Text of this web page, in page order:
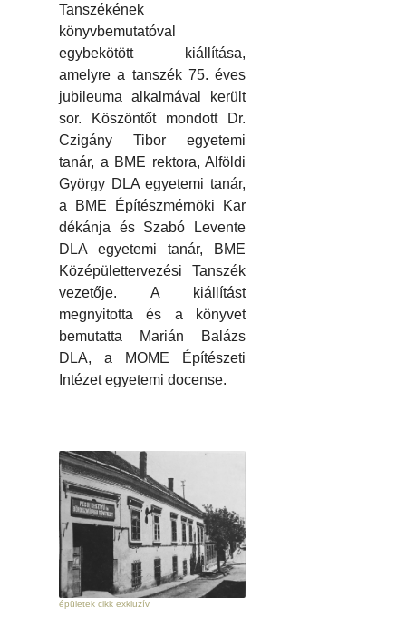
Tanszékének
könyvbemutatóval
egybekötött kiállítása,
amelyre a tanszék 75. éves
jubileuma alkalmával került
sor. Köszöntőt mondott Dr.
Czigány Tibor egyetemi
tanár, a BME rektora, Alföldi
György DLA egyetemi tanár,
a BME Építészmérnöki Kar
dékánja és Szabó Levente
DLA egyetemi tanár, BME
Középülettervezési Tanszék
vezetője. A kiállítást
megnyitotta és a könyvet
bemutatta Marián Balázs
DLA, a MOME Építészeti
Intézet egyetemi docense.
épületek cikk exkluzív